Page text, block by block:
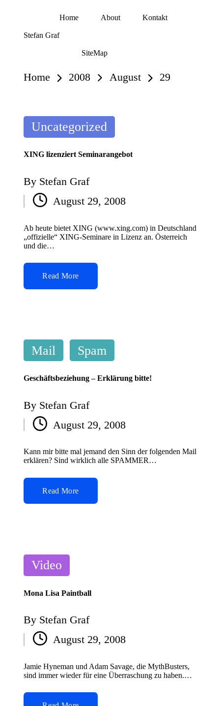
Stefan Graf
Home About Kontakt
SiteMap
Home 2008 August 29
Posted
in
Uncategorized
XING lizenziert Seminarangebot
Posted
by
By Stefan Graf
August 29, 2008
Ab heute bietet XING (www.xing.com) in Deutschland
„offizielle“ XING-Seminare in Lizenz an. Österreich
und die…
Read More
Posted
in
Mail Spam
Geschäftsbeziehung – Erklärung bitte!
Posted
by
By Stefan Graf
August 29, 2008
Kann mir bitte mal jemand den Sinn der folgenden Mail
erklären? Sind wirklich alle SPAMMER…
Read More
Posted
in
Video
Mona Lisa Paintball
Posted
by
By Stefan Graf
August 29, 2008
Jamie Hyneman und Adam Savage, die MythBusters,
sind immer wieder für eine Überraschung zu haben.…